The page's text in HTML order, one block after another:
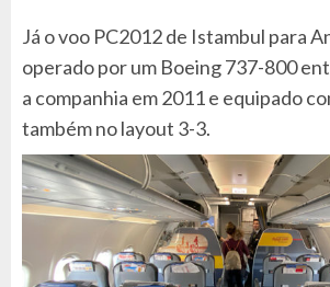
Já o voo PC2012 de Istambul para
operado por um Boeing 737-800
a companhia em 2011 e equipado
também no layout 3-3.